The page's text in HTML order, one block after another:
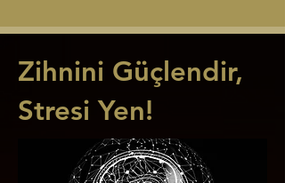
Zihnini Güçlendir,
Stresi Yen!